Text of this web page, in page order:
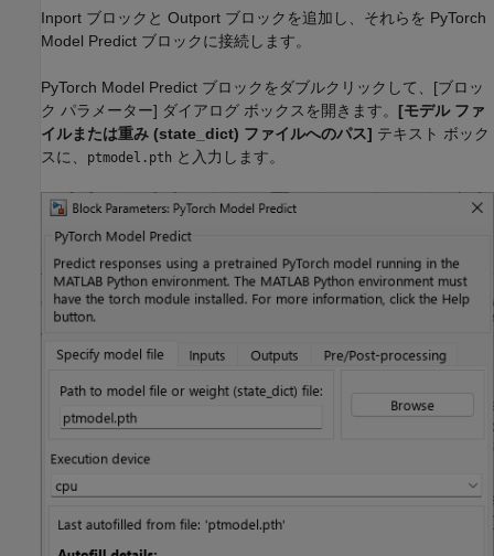
Inport ブロックと Outport ブロックを追加し、それらを PyTorch
Model Predict ブロックに接続します。
PyTorch Model Predict ブロックをダブルクリックして、[ブロッ
ク パラメーター] ダイアログ ボックスを開きます。 [モデル ファ
イルまたは重み (state_dict) ファイルへのパス] テキスト ボック
スに、
ptmodel.pth と入力します。